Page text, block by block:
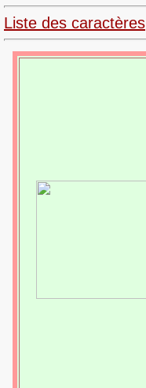
Liste des caractères